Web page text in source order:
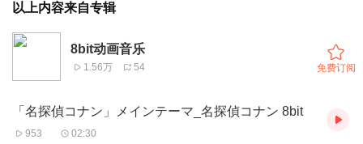
以上内容来自专辑
8bit动画音乐
1.56万 54 免费订阅
「名探偵コナン」メインテーマ_名探偵コナン 8bit
953 02:30